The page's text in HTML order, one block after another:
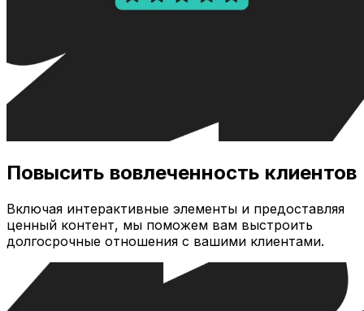
Повысить вовлеченность клиентов
Включая интерактивные элементы и предоставляя
ценный контент, мы поможем вам выстроить
долгосрочные отношения с вашими клиентами.